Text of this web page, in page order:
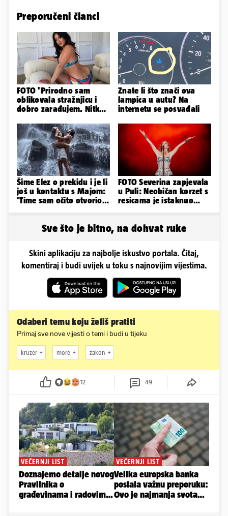
Preporučeni članci
FOTO 'Prirodno sam
oblikovala stražnjicu i
dobro zarađujem. Nitko
Znate li što znači ova
lampica u autu? Na
internetu se posvađali
Šime Elez o prekidu i je li
još u kontaktu s Majom:
'Time sam očito otvorio
FOTO Severina zapjevala
u Puli: Neobičan korzet s
resicama je istaknuo
Sve što je bitno, na dohvat ruke
Skini aplikaciju za najbolje iskustvo portala. Čitaj,
komentiraj i budi uvijek u toku s najnovijim vijestima.
Odaberi temu koju želiš pratiti
Primaj sve nove vijesti o temi i budi u tijeku
kruzer more zakon
12 49